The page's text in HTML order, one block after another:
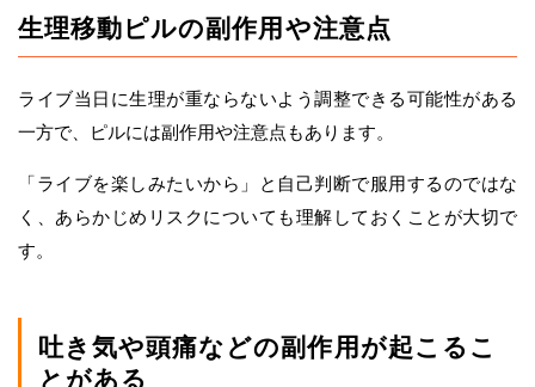
生理移動ピルの副作用や注意点
ライブ当日に生理が重ならないよう調整できる可能性がある
一方で、ピルには副作用や注意点もあります。
「ライブを楽しみたいから」と自己判断で服用するのではな
く、あらかじめリスクについても理解しておくことが大切で
す。
吐き気や頭痛などの副作用が起こるこ
とがある